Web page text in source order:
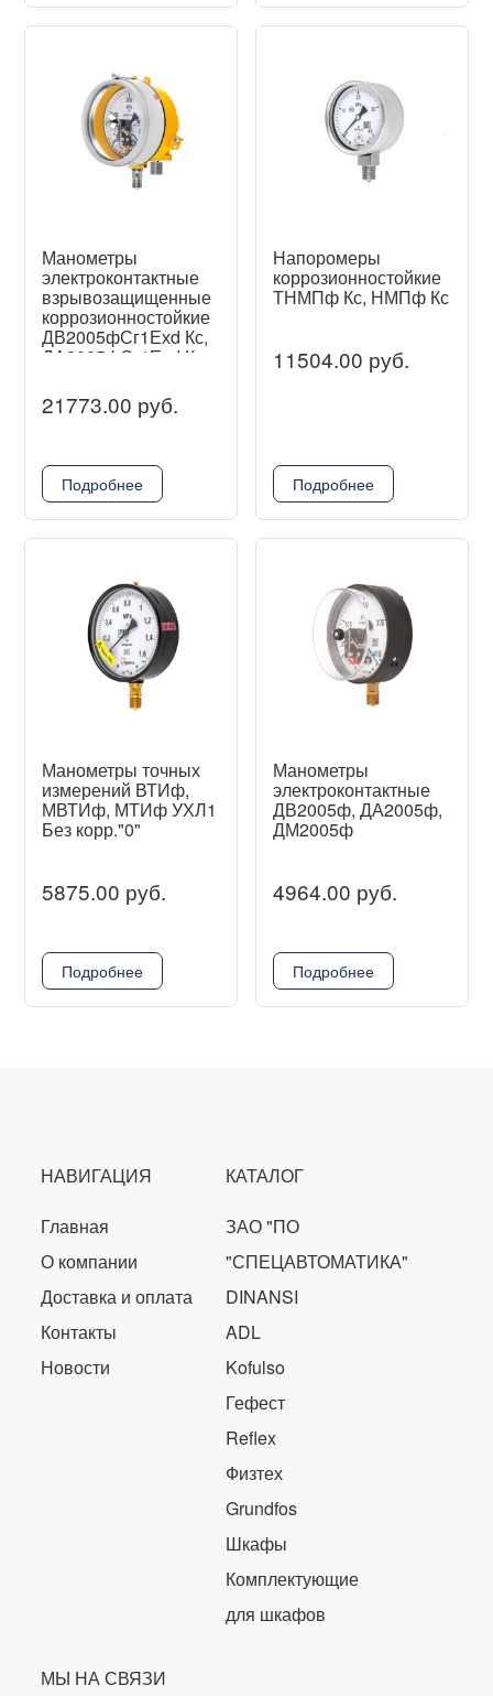
Манометры
электроконтактные
взрывозащищенные
коррозионностойкие
ДВ2005фСг1Ехd Кс,
ДА2005фСг1Ехd Кс,
21773.00 руб.
Подробнее
Напоромеры
коррозионностойкие
ТНМПф Кс, НМПф Кс
11504.00 руб.
Подробнее
Манометры точных
измерений ВТИф,
МВТИф, МТИф УХЛ1
Без корр."0"
5875.00 руб.
Подробнее
Манометры
электроконтактные
ДВ2005ф, ДА2005ф,
ДМ2005ф
4964.00 руб.
Подробнее
НАВИГАЦИЯ
Главная
О компании
Доставка и оплата
Контакты
Новости
КАТАЛОГ
ЗАО "ПО
"СПЕЦАВТОМАТИКА"
DINANSI
ADL
Kofulso
Гефест
Reflex
Физтех
Grundfos
Шкафы
Комплектующие
для шкафов
МЫ НА СВЯЗИ